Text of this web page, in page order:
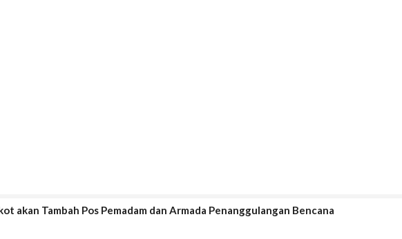
akan Tambah Pos Pemadam dan Armada Penanggulangan Bencana